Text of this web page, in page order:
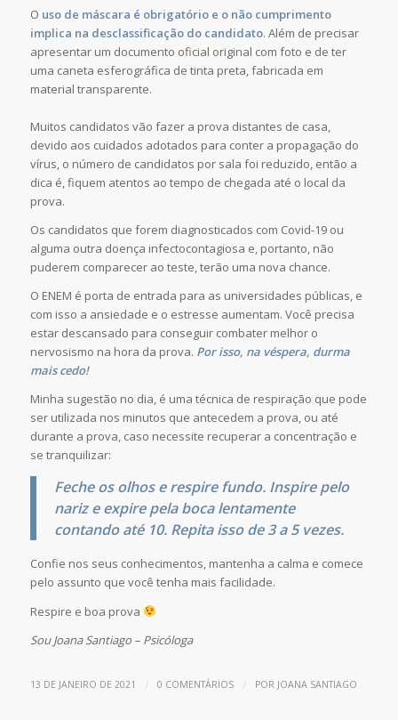
O uso de máscara é obrigatório e o não cumprimento
implica na desclassificação do candidato. Além de precisar
apresentar um documento oficial original com foto e de ter
uma caneta esferográfica de tinta preta, fabricada em
material transparente.
Muitos candidatos vão fazer a prova distantes de casa,
devido aos cuidados adotados para conter a propagação do
vírus, o número de candidatos por sala foi reduzido, então a
dica é, fiquem atentos ao tempo de chegada até o local da
prova.
Os candidatos que forem diagnosticados com Covid-19 ou
alguma outra doença infectocontagiosa e, portanto, não
puderem comparecer ao teste, terão uma nova chance.
O ENEM é porta de entrada para as universidades públicas, e
com isso a ansiedade e o estresse aumentam. Você precisa
estar descansado para conseguir combater melhor o
nervosismo na hora da prova. Por isso, na véspera, durma
mais cedo!
Minha sugestão no dia, é uma técnica de respiração que pode
ser utilizada nos minutos que antecedem a prova, ou até
durante a prova, caso necessite recuperar a concentração e
se tranquilizar:
Feche os olhos e respire fundo. Inspire pelo
nariz e expire pela boca lentamente
contando até 10. Repita isso de 3 a 5 vezes.
Confie nos seus conhecimentos, mantenha a calma e comece
pelo assunto que você tenha mais facilidade.
Respire e boa prova
Sou Joana Santiago – Psicóloga
13 DE JANEIRO DE 2021 / 0 COMENTÁRIOS / POR JOANA SANTIAGO